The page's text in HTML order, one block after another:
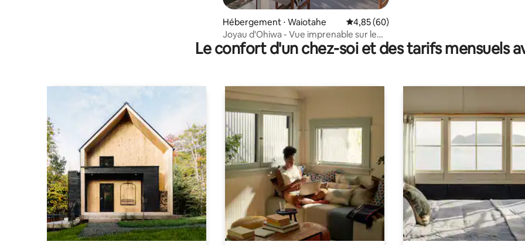
Hébergement ⋅ Waiotahe Évaluation moyenne sur la base de 60
4,85 (60)
Joyau d'Ohiwa - Vue imprenable sur le
port d'Ohiwa
Le confort d'un chez-soi et des tarifs mensuels